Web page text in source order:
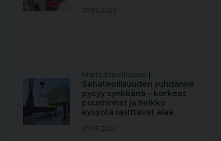
07.08.2026
Metsäteollisuus
Sahateollisuuden suhdanne
pysyy synkkänä – korkeat
puunhinnat ja heikko
kysyntä rasittavat alaa
07.08.2026